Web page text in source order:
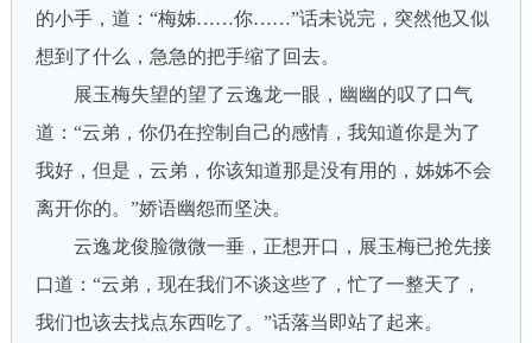
的小手，道：“梅姊……你……”话未说完，突然他又似
想到了什么，急急的把手缩了回去。
展玉梅失望的望了云逸龙一眼，幽幽的叹了口气
道：“云弟，你仍在控制自己的感情，我知道你是为了
我好，但是，云弟，你该知道那是没有用的，姊姊不会
离开你的。”娇语幽怨而坚决。
云逸龙俊脸微微一垂，正想开口，展玉梅已抢先接
口道：“云弟，现在我们不谈这些了，忙了一整天了，
我们也该去找点东西吃了。”话落当即站了起来。